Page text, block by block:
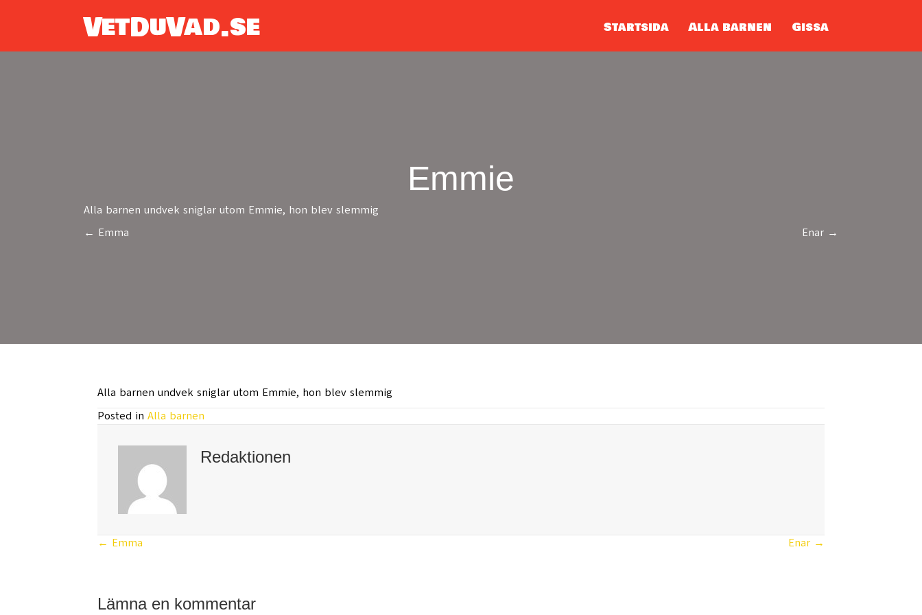
VetDuVad.se Startsida Alla barnen Gissa
Emmie
Alla barnen undvek sniglar utom Emmie, hon blev slemmig
Posts
← Emma Enar →
Alla barnen undvek sniglar utom Emmie, hon blev slemmig
Posted in Alla barnen
Redaktionen
Posts
← Emma Enar →
Lämna en kommentar